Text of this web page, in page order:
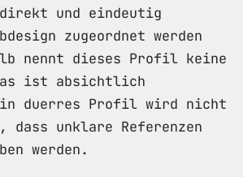
und eindeutig
zugeordnet werden
nennt dieses Profil keine
Das ist absichtlich
duerres Profil wird nicht
dass unklare Referenzen
werden.